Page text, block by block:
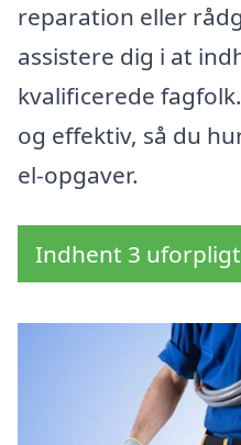
reparation eller
assistere dig i at
kvalificerede
og effektiv, så du
el-opgaver.
Indhent 3